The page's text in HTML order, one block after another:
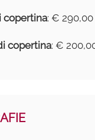
copertina: € 290,00
copertina: €